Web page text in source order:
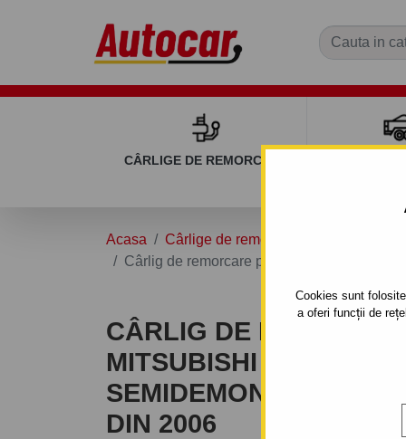
Cookies sunt
a oferi funcții de
CÂRLIGE DE REMORCARE
Acasa Cârlige de remorcare
Cârlig de remorcare pentru MITSUBISHI L
CÂRLIG DE
MITSUBISHI L 200 -
SEMIDEMONTABIL -
DIN 2006